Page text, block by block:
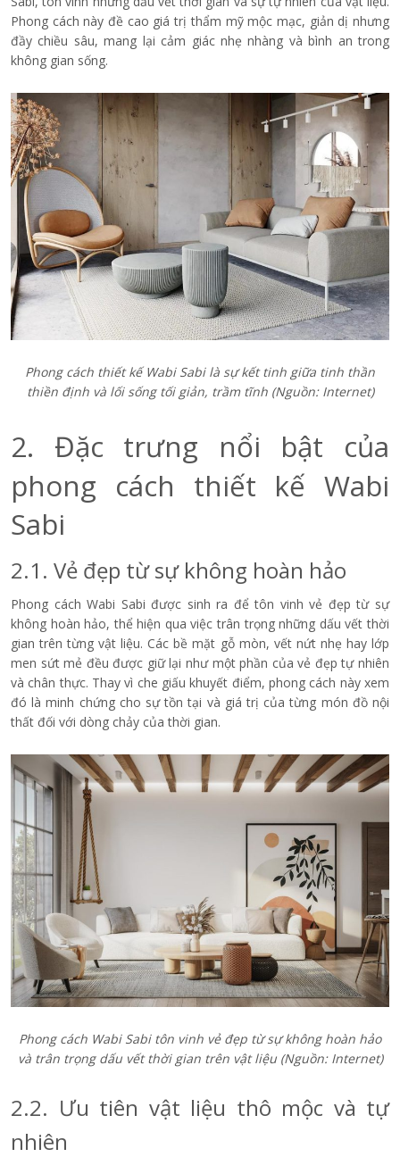
Phong cách này đề cao giá trị thẩm mỹ mộc mạc, giản dị nhưng
đầy chiều sâu, mang lại cảm giác nhẹ nhàng và bình an trong
không gian sống.
Phong cách thiết kế Wabi Sabi là sự kết tinh giữa tinh thần
thiền định và lối sống tối giản, trầm tĩnh (Nguồn: Internet)
2. Đặc trưng nổi bật của
phong cách thiết kế Wabi
Sabi
2.1. Vẻ đẹp từ sự không hoàn hảo
Phong cách Wabi Sabi được sinh ra để tôn vinh vẻ đẹp từ sự
không hoàn hảo, thể hiện qua việc trân trọng những dấu vết thời
gian trên từng vật liệu. Các bề mặt gỗ mòn, vết nứt nhẹ hay lớp
men sứt mẻ đều được giữ lại như một phần của vẻ đẹp tự nhiên
và chân thực. Thay vì che giấu khuyết điểm, phong cách này xem
đó là minh chứng cho sự tồn tại và giá trị của từng món đồ nội
thất đối với dòng chảy của thời gian.
Phong cách Wabi Sabi tôn vinh vẻ đẹp từ sự không hoàn hảo
và trân trọng dấu vết thời gian trên vật liệu (Nguồn: Internet)
2.2. Ưu tiên vật liệu thô mộc và tự
nhiên